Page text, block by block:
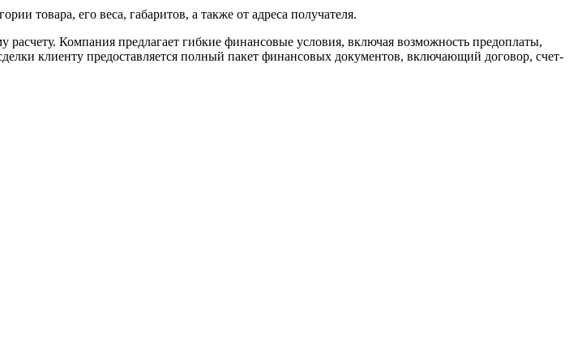
товара, его веса, габаритов, а также от адреса получателя.
Компания предлагает гибкие финансовые условия, включая возможность предоплаты,
клиенту предоставляется полный пакет финансовых документов, включающий договор, счет-